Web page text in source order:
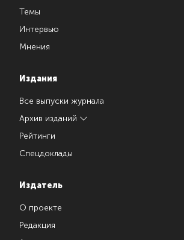
Темы
Интервью
Мнения
Издания
Все выпуски журнала
Архив изданий
Рейтинги
Спецдоклады
Издатель
О проекте
Редакция